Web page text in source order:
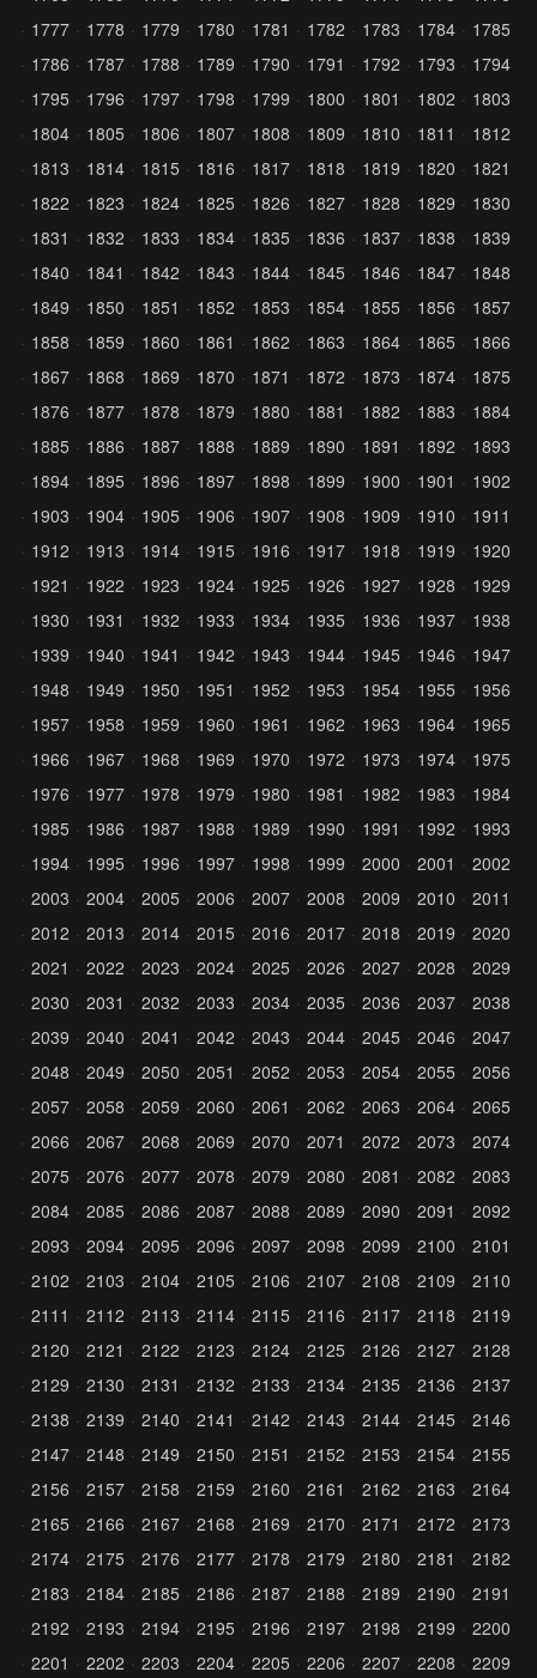
1777
1778 1779 1780 1781 1782 1783 1784
1785
1786
1787 1788 1789 1790 1791 1792 1793
1794
1795
1796 1797 1798 1799 1800 1801 1802
1803
1804
1805 1806 1807 1808 1809 1810 1811
1812
1813
1814 1815 1816 1817 1818 1819 1820
1821
1822
1823 1824 1825 1826 1827 1828 1829
1830
1831
1832 1833 1834 1835 1836 1837 1838
1839
1840
1841 1842 1843 1844 1845 1846 1847
1848
1849
1850 1851 1852 1853 1854 1855 1856
1857
1858
1859 1860 1861 1862 1863 1864 1865
1866
1867
1868 1869 1870 1871 1872 1873 1874
1875
1876
1877 1878 1879 1880 1881 1882 1883
1884
1885
1886 1887 1888 1889 1890 1891 1892
1893
1894
1895 1896 1897 1898 1899 1900 1901
1902
1903
1904 1905 1906 1907 1908 1909 1910
1911
1912
1913 1914 1915 1916 1917 1918 1919
1920
1921
1922 1923 1924 1925 1926 1927 1928
1929
1930
1931 1932 1933 1934 1935 1936 1937
1938
1939
1940 1941 1942 1943 1944 1945 1946
1947
1948
1949 1950 1951 1952 1953 1954 1955
1956
1957
1958 1959 1960 1961 1962 1963 1964
1965
1966
1967 1968 1969 1970 1972 1973 1974
1975
1976
1977 1978 1979 1980 1981 1982 1983
1984
1985
1986 1987 1988 1989 1990 1991 1992
1993
1994
1995 1996 1997 1998 1999 2000 2001
2002
2003
2004 2005 2006 2007 2008 2009 2010
2011
2012
2013 2014 2015 2016 2017 2018 2019
2020
2021
2022 2023 2024 2025 2026 2027 2028
2029
2030
2031 2032 2033 2034 2035 2036 2037
2038
2039
2040 2041 2042 2043 2044 2045 2046
2047
2048
2049 2050 2051 2052 2053 2054 2055
2056
2057
2058 2059 2060 2061 2062 2063 2064
2065
2066
2067 2068 2069 2070 2071 2072 2073
2074
2075
2076 2077 2078 2079 2080 2081 2082
2083
2084
2085 2086 2087 2088 2089 2090 2091
2092
2093
2094 2095 2096 2097 2098 2099 2100
2101
2102
2103 2104 2105 2106 2107 2108 2109
2110
2111
2112 2113 2114 2115 2116 2117 2118
2119
2120
2121 2122 2123 2124 2125 2126 2127
2128
2129
2130 2131 2132 2133 2134 2135 2136
2137
2138
2139 2140 2141 2142 2143 2144 2145
2146
2147
2148 2149 2150 2151 2152 2153 2154
2155
2156
2157 2158 2159 2160 2161 2162 2163
2164
2165
2166 2167 2168 2169 2170 2171 2172
2173
2174
2175 2176 2177 2178 2179 2180 2181
2182
2183
2184 2185 2186 2187 2188 2189 2190
2191
2192
2193 2194 2195 2196 2197 2198 2199
2200
2201
2202 2203 2204 2205 2206 2207 2208
2209